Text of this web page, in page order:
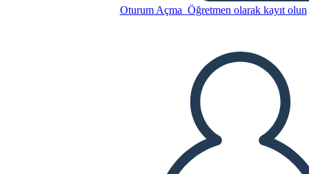
Oturum Açma Öğretmen olarak kayıt olun
BİR HİKAYE PANOSU OLUŞTUR
SLAYT GÖSTERİSİNİ OYNAT
BENİ OKU